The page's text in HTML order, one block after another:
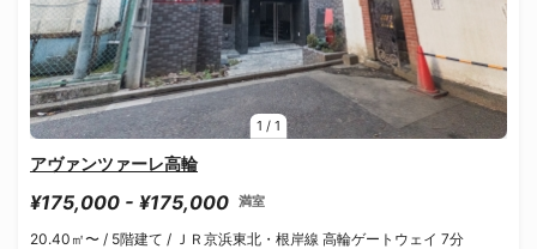
1 / 1
アヴァンツァーレ高輪
¥175,000 - ¥175,000 満室
20.40㎡〜 / 5階建て / ＪＲ京浜東北・根岸線 高輪ゲートウェイ 7分